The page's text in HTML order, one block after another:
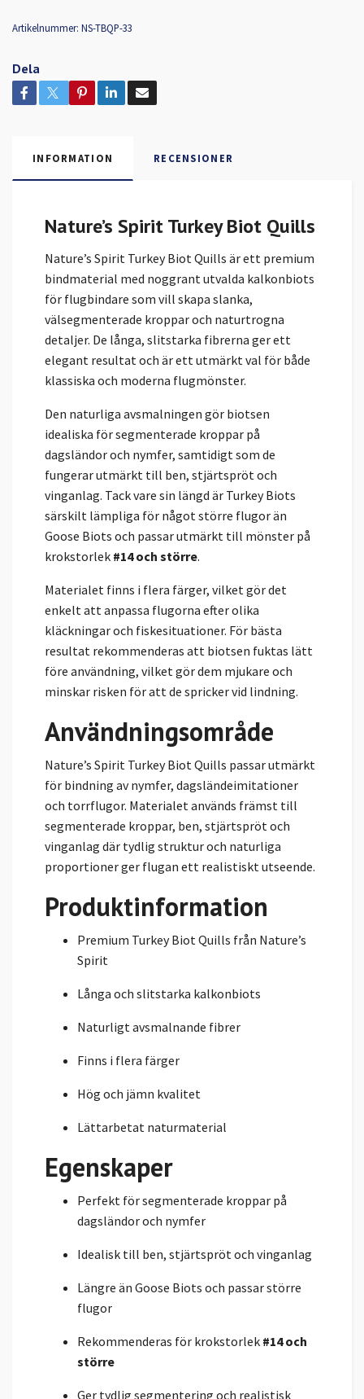
Artikelnummer: NS-TBQP-33
Dela
INFORMATION RECENSIONER
Nature’s Spirit Turkey Biot Quills
Nature’s Spirit Turkey Biot Quills är ett premium
bindmaterial med noggrant utvalda kalkonbiots
för flugbindare som vill skapa slanka,
välsegmenterade kroppar och naturtrogna
detaljer. De långa, slitstarka fibrerna ger ett
elegant resultat och är ett utmärkt val för både
klassiska och moderna flugmönster.
Den naturliga avsmalningen gör biotsen
idealiska för segmenterade kroppar på
dagsländor och nymfer, samtidigt som de
fungerar utmärkt till ben, stjärtspröt och
vinganlag. Tack vare sin längd är Turkey Biots
särskilt lämpliga för något större flugor än
Goose Biots och passar utmärkt till mönster på
krokstorlek #14 och större.
Materialet finns i flera färger, vilket gör det
enkelt att anpassa flugorna efter olika
kläckningar och fiskesituationer. För bästa
resultat rekommenderas att biotsen fuktas lätt
före användning, vilket gör dem mjukare och
minskar risken för att de spricker vid lindning.
Användningsområde
Nature’s Spirit Turkey Biot Quills passar utmärkt
för bindning av nymfer, dagsländeimitationer
och torrflugor. Materialet används främst till
segmenterade kroppar, ben, stjärtspröt och
vinganlag där tydlig struktur och naturliga
proportioner ger flugan ett realistiskt utseende.
Produktinformation
Premium Turkey Biot Quills från Nature’s
Spirit
Långa och slitstarka kalkonbiots
Naturligt avsmalnande fibrer
Finns i flera färger
Hög och jämn kvalitet
Lättarbetat naturmaterial
Egenskaper
Perfekt för segmenterade kroppar på
dagsländor och nymfer
Idealisk till ben, stjärtspröt och vinganlag
Längre än Goose Biots och passar större
flugor
Rekommenderas för krokstorlek #14 och
större
Ger tydlig segmentering och realistisk